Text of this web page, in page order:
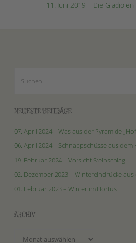
11. Juni 2019 – Die
NEUESTE BEITRÄGE
07. April 2024 – Was aus der Pyramide
06. April 2024 – Schnappschüsse aus dem
19. Februar 2024 – Vorsicht Steinschlag
02. Dezember 2023 – Wintereindrücke
01. Februar 2023 – Winter im Hortus
ARCHIV